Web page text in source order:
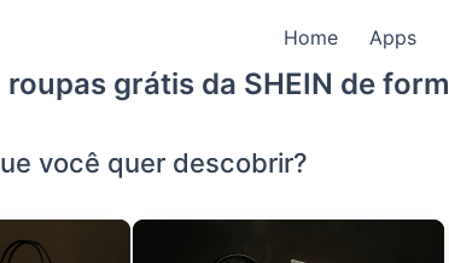
Home Apps
grátis da SHEIN de
você quer descobrir?